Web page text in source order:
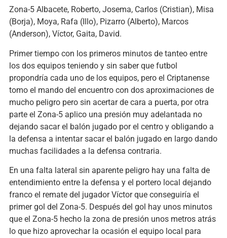
Zona-5 Albacete, Roberto, Josema, Carlos (Cristian), Misa
(Borja), Moya, Rafa (Illo), Pizarro (Alberto), Marcos
(Anderson), Víctor, Gaita, David.
Primer tiempo con los primeros minutos de tanteo entre
los dos equipos teniendo y sin saber que futbol
propondría cada uno de los equipos, pero el Criptanense
tomo el mando del encuentro con dos aproximaciones de
mucho peligro pero sin acertar de cara a puerta, por otra
parte el Zona-5 aplico una presión muy adelantada no
dejando sacar el balón jugado por el centro y obligando a
la defensa a intentar sacar el balón jugado en largo dando
muchas facilidades a la defensa contraria.
En una falta lateral sin aparente peligro hay una falta de
entendimiento entre la defensa y el portero local dejando
franco el remate del jugador Víctor que conseguiría el
primer gol del Zona-5. Después del gol hay unos minutos
que el Zona-5 hecho la zona de presión unos metros atrás
lo que hizo aprovechar la ocasión el equipo local para